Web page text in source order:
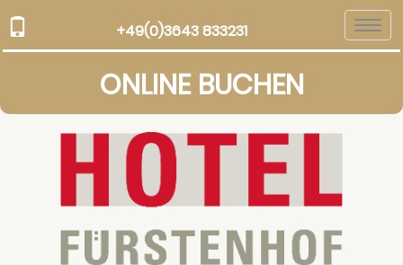
+49(0)3643 833231
ONLINE BUCHEN